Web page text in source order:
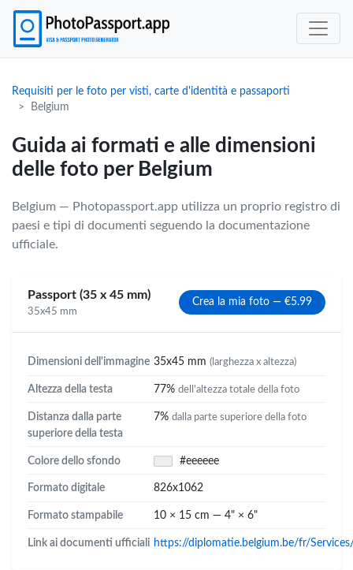
Requisiti per le foto per visti, carte d'identità e passaporti
Belgium
Guida ai formati e alle dimensioni
delle foto per Belgium
Belgium — Photopassport.app utilizza un proprio registro di
paesi e tipi di documenti seguendo la documentazione
ufficiale.
Passport (35 x 45 mm)
35x45 mm
Crea la mia foto — €5.99
Dimensioni dell'immagine 35x45 mm (larghezza x altezza)
Altezza della testa 77% dell'altezza totale della foto
Distanza dalla parte
superiore della testa
7% dalla parte superiore della foto
Colore dello sfondo #eeeeee
Formato digitale 826x1062
Formato stampabile 10 × 15 cm — 4" × 6"
Link ai documenti ufficiali https://diplomatie.belgium.be/fr/